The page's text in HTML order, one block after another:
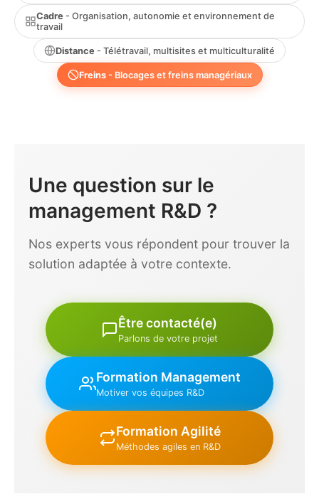
Cadre - Organisation, autonomie et environnement de
travail
Distance - Télétravail, multisites et multiculturalité
Freins- Blocages et freins managériaux
Une question sur le
management R&D ?
Nos experts vous répondent pour trouver la
solution adaptée à votre contexte.
Être contacté(e)
Parlons de votre projet
Formation Management
Motiver vos équipes R&D
Formation Agilité
Méthodes agiles en R&D